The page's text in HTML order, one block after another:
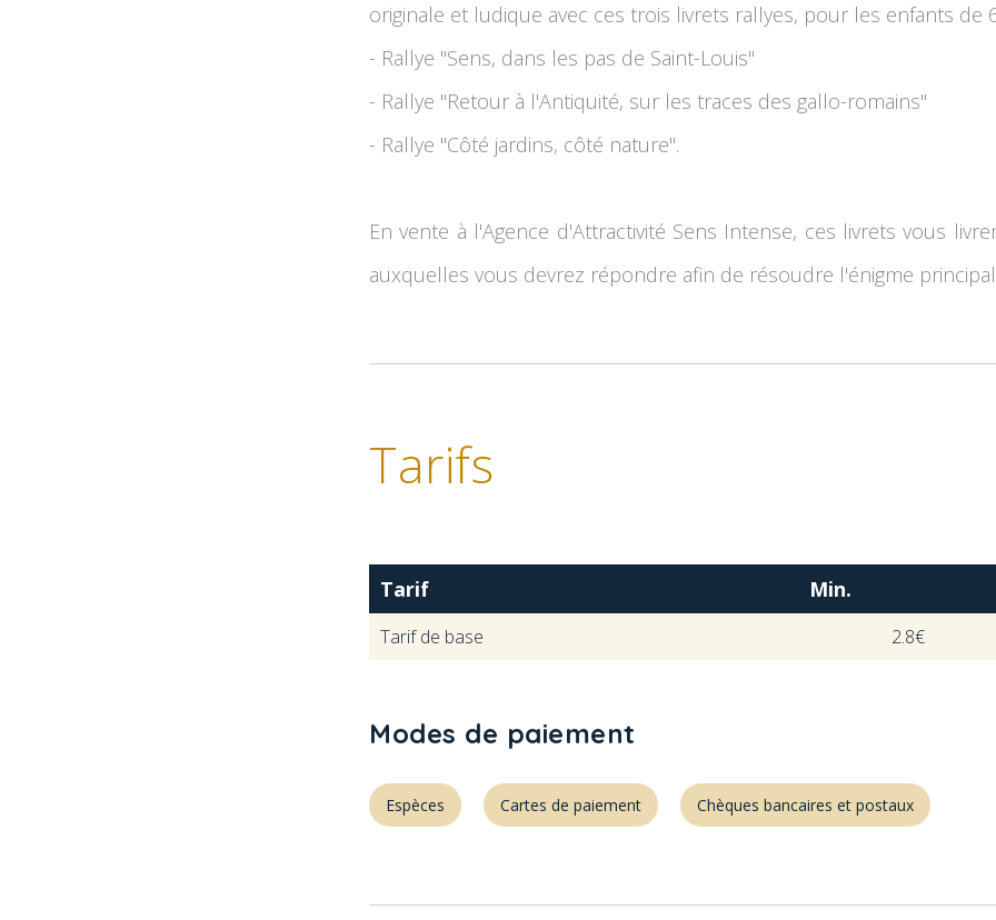
originale et ludique avec ces trois livrets rallyes, pour les enfants de
- Rallye "Sens, dans les pas de Saint-Louis"
- Rallye "Retour à l'Antiquité, sur les traces des gallo-romains"
- Rallye "Côté jardins, côté nature".
En vente à l'Agence d'Attractivité Sens Intense, ces livrets vous
auxquelles vous devrez répondre afin de résoudre l'énigme
Tarifs
Tarif Min.
Tarif de base 2.8€
Modes de paiement
Espèces Cartes de paiement Chèques bancaires et postaux